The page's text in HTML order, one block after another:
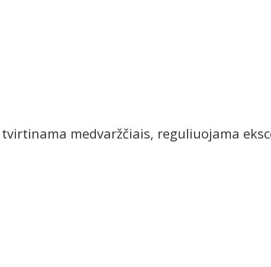
medvaržčiais, reguliuojama